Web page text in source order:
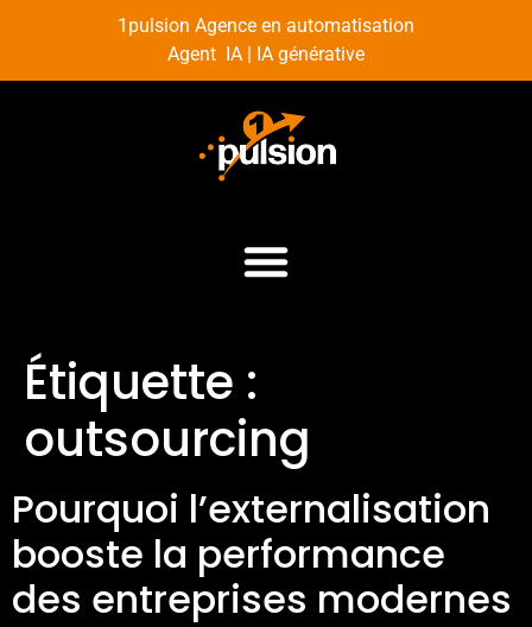
1pulsion Agence en automatisation
Agent IA | IA générative
Étiquette :
outsourcing
Pourquoi l’externalisation
booste la performance
des entreprises modernes